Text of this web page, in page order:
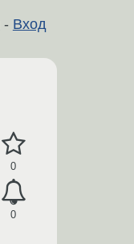
- Вход
0
0